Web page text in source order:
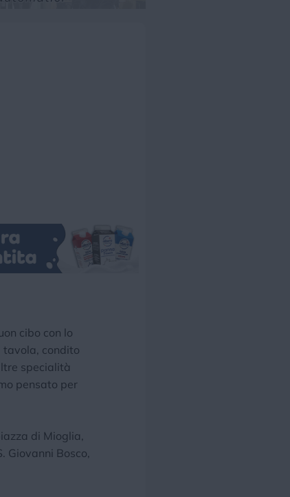
cibo con lo
condito
specialità
pensato per
di Mioglia,
Giovanni Bosco,